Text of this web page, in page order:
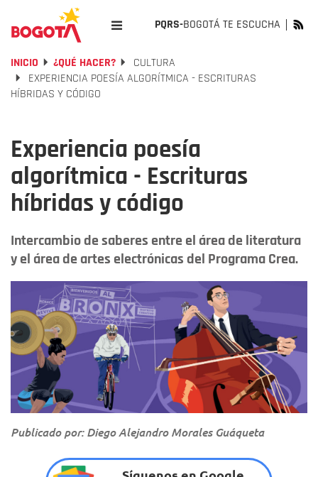
PQRS-BOGOTÁ TE ESCUCHA
INICIO ¿QUÉ HACER?
CULTURA
EXPERIENCIA POESÍA ALGORÍTMICA - ESCRITURAS
HÍBRIDAS Y CÓDIGO
Experiencia poesía
algorítmica - Escrituras
híbridas y código
Intercambio de saberes entre el área de literatura
y el área de artes electrónicas del Programa Crea.
Publicado por: Diego Alejandro Morales Guáqueta